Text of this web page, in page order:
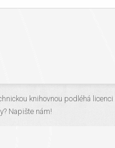
knihovnou podléhá licenci
Napište nám!